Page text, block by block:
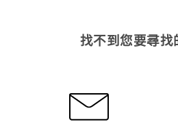
找不到您要尋找